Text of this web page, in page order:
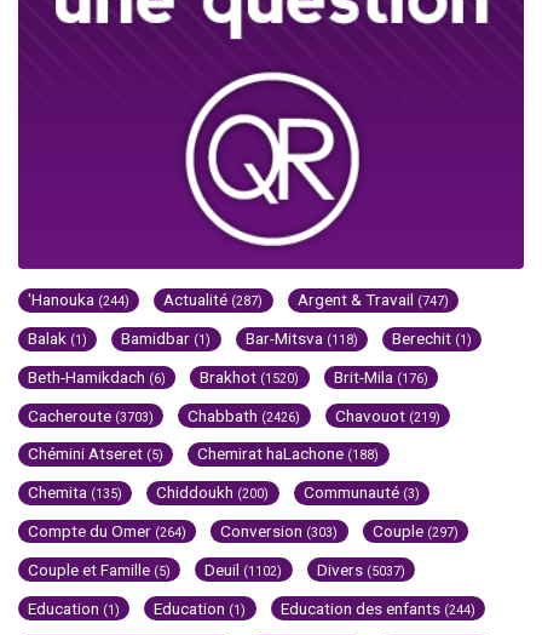
'Hanouka (244) Actualité (287) Argent & Travail (747)
Balak (1) Bamidbar (1) Bar-Mitsva (118) Berechit (1)
Beth-Hamikdach (6) Brakhot (1520) Brit-Mila (176)
Cacheroute (3703) Chabbath (2426) Chavouot (219)
Chémini Atseret (5) Chemirat haLachone (188)
Chemita (135) Chiddoukh (200) Communauté (3)
Compte du Omer (264) Conversion (303) Couple (297)
Couple et Famille (5) Deuil (1102) Divers (5037)
Education (1) Education (1) Education des enfants (244)